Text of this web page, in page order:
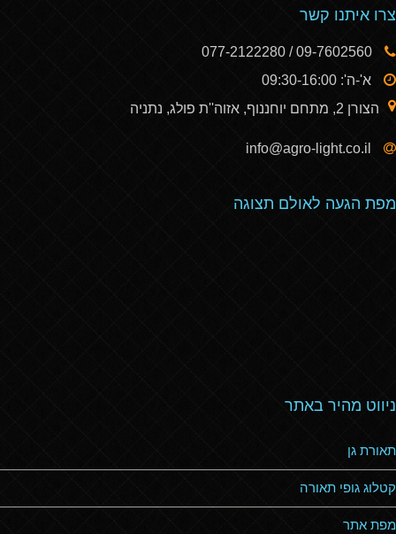
צרו איתנו קשר
א'-ה': 09:30-16:00
הצורן 2, מתחם יוחננוף, אזוה''ת פולג, נתניה
מפת הגעה לאולם תצוגה
ניווט מהיר באתר
תאורת גן
קטלוג גופי תאורה
מפת אתר